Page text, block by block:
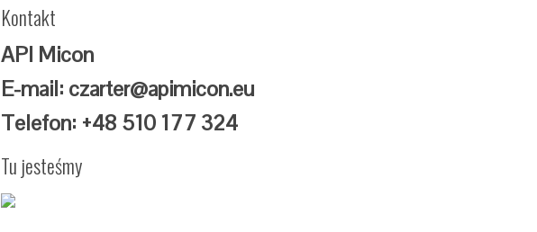
Kontakt
API Micon
E-mail: czarter@apimicon.eu
Telefon: +48 510 177 324
Tu jesteśmy